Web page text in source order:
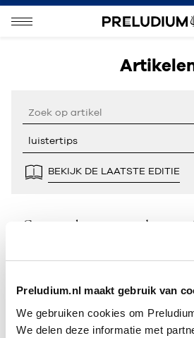
Preludium.nl maakt gebruik van
We gebruiken cookies om
We delen deze informatie met
BEKIJK DE LAATSTE EDITIE
Geen resultaten gevonden voor